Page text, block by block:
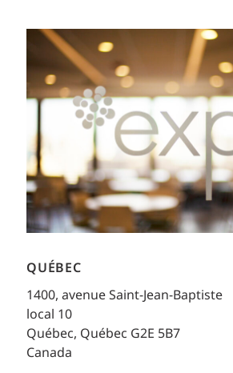
QUÉBEC
1400, avenue Saint-Jean-Baptiste
local 10
Québec, Québec G2E 5B7
Canada